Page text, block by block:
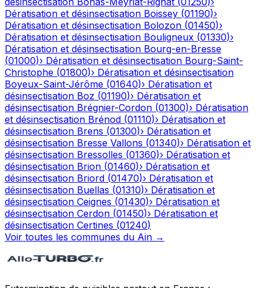
Dératisation et désinsectisation Boissey (01190)›
Dératisation et désinsectisation Bolozon (01450)›
Dératisation et désinsectisation Bouligneux (01330)›
Dératisation et désinsectisation Bourg-en-Bresse
(01000)› Dératisation et désinsectisation Bourg-Saint-
Christophe (01800)› Dératisation et désinsectisation
Boyeux-Saint-Jérôme (01640)› Dératisation et
désinsectisation Boz (01190)› Dératisation et
désinsectisation Brégnier-Cordon (01300)› Dératisation
et désinsectisation Brénod (01110)› Dératisation et
désinsectisation Brens (01300)› Dératisation et
désinsectisation Bresse Vallons (01340)› Dératisation et
désinsectisation Bressolles (01360)› Dératisation et
désinsectisation Brion (01460)› Dératisation et
désinsectisation Briord (01470)› Dératisation et
désinsectisation Buellas (01310)› Dératisation et
désinsectisation Ceignes (01430)› Dératisation et
désinsectisation Cerdon (01450)› Dératisation et
désinsectisation Certines (01240)
Voir toutes les communes du Ain →